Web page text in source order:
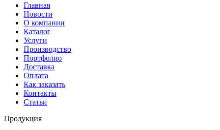
Главная
Новости
О компании
Каталог
Услуги
Производство
Портфолио
Доставка
Оплата
Как заказать
Контакты
Статьи
Продукция